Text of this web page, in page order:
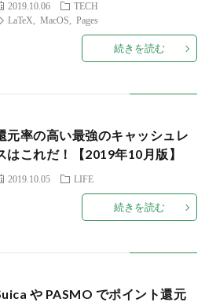
2019.10.06
TECH
LaTeX
MacOS Pages
続きを読む
元率の高い最強のキャッシュレ
はこれだ！【2019年10月版】
2019.10.05 LIFE
続きを読む
や PASMO でポイント還元